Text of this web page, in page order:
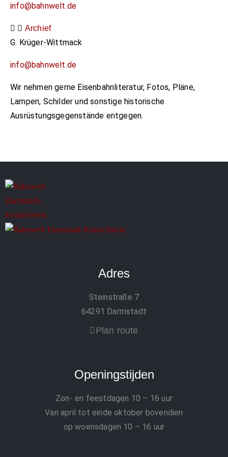
info@bahnwelt.de
Archief
G. Krüger-Wittmack
info@bahnwelt.de
Wir nehmen gerne Eisenbahnliteratur, Fotos, Pläne,
Lampen, Schilder und sonstige historische
Ausrüstungsgegenstände entgegen.
Adres
Steinstraße 7
64291 Darmstadt
Plan route
Openingstijden
Zon- en feestdagen 10 – 16 uur
Van april tot einde oktober bovendien
op woensdagen 10 – 16 uur